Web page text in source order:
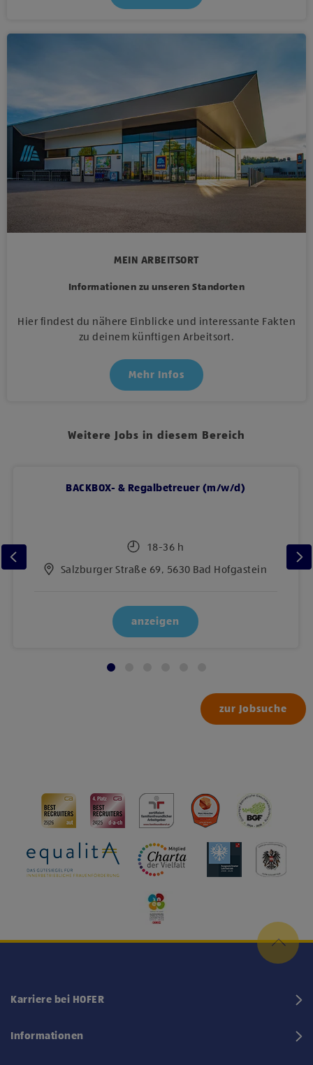
MEIN ARBEITSORT
Informationen zu unseren Standorten
Hier findest du nähere Einblicke und interessante Fakten
zu deinem künftigen Arbeitsort.
Mehr Infos
Weitere Jobs in diesem Bereich
BACKBOX- & Regalbetreuer (m/w/d)
18-36 h
Salzburger Straße 69, 5630 Bad Hofgastein
anzeigen
zur Jobsuche
Karriere bei HOFER
Informationen